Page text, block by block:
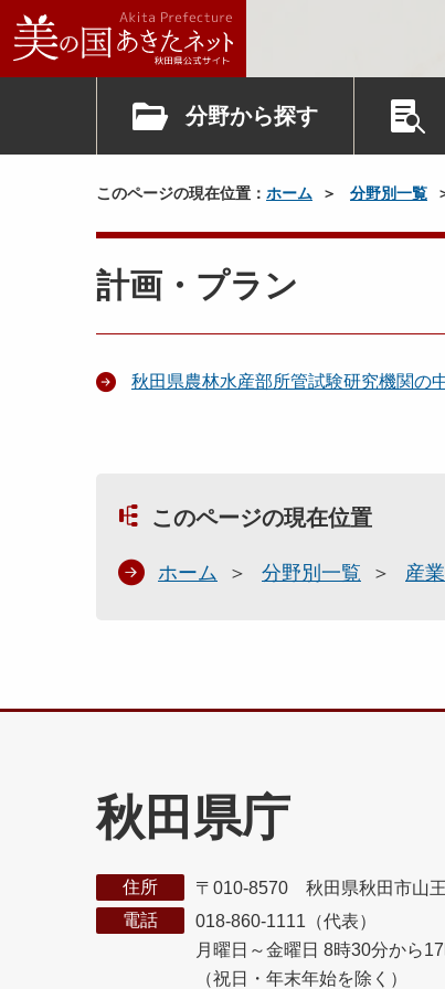
分野から探す
このページの現在位置： ホーム 分野別一覧
計画・プラン
秋田県農林水産部所管試験研究機関の
このページの現在位置
ホーム 分野別一覧 産
秋田県庁
住所
〒010-8570 秋田県秋田市山
電話
018-860-1111（代表）
月曜日～金曜日 8時30分から
（祝日・年末年始を除く）